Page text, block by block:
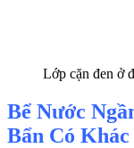
Lớp cặn đen ở
Bể Nước
Bẩn Có